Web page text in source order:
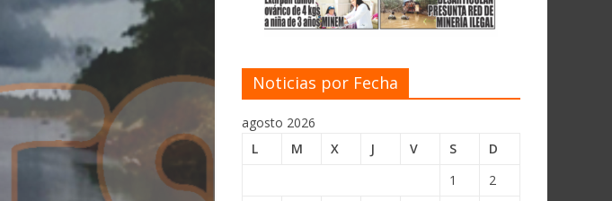
Noticias por Fecha
agosto 2026
L
M X J V S
D
1
2